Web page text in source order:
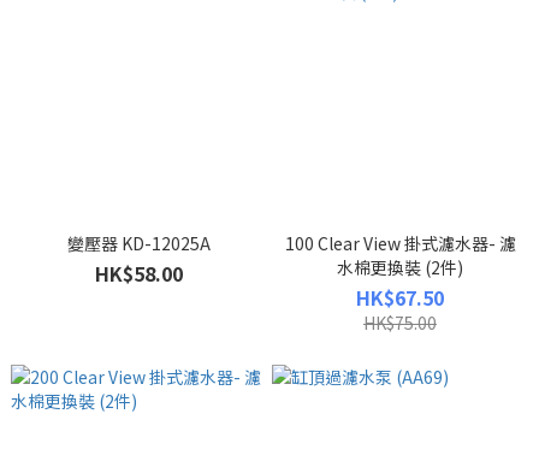
變壓器 KD-12025A
HK$58.00
100 Clear View 掛式濾水器- 濾
水棉更換裝 (2件)
HK$67.50
HK$75.00